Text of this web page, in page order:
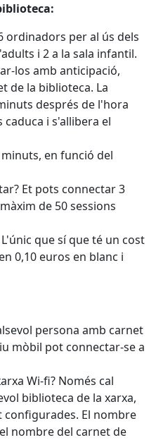
ordinadors per al ús dels
i 2 a la sala infantil.
los amb anticipació,
de la biblioteca. La
després de l'hora
i s'allibera el
en funció del
Et pots connectar 3
de 50 sessions
que sí que té un cost
0,10 euros en blanc i
persona amb carnet
mòbil pot connectar-se a
Wi-fi? Només cal
biblioteca de la xarxa,
El nombre
nombre del carnet de